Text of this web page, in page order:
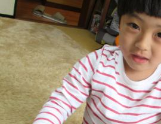
い、
魚、
野
菜
を
使
っ
た
「和
食」
「日
本
食」
を